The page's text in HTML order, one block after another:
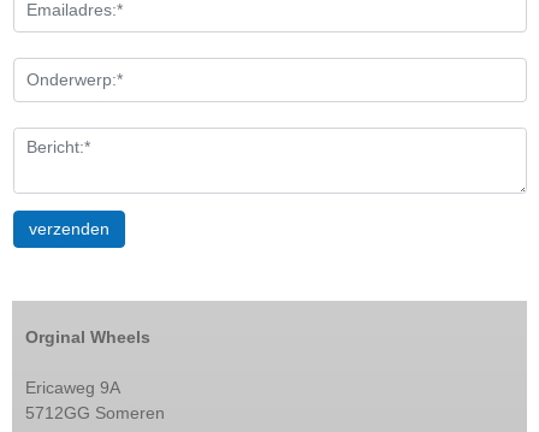
Orginal Wheels
Ericaweg 9A
5712GG Someren